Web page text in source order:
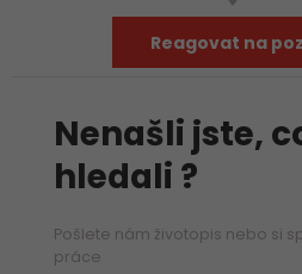
Reagovat na
Nenašli jste,
hledali ?
Pošlete nám životopis nebo si
práce